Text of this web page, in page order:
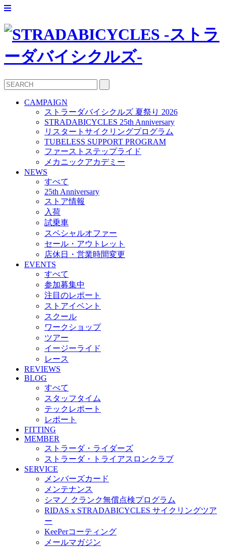
CAMPAIGN
ストラーダバイシクルズ 夏祭り 2026
STRADABICYCLES 25th Anniversary
リスタートサイクリングプログラム
TUBELESS SUPPORT PROGRAM
ファーストステップライド
メカニックアカデミー
NEWS
すべて
25th Anniversary
ストア情報
入荷
試乗車
スペシャルオファー
セール・アウトレット
店休日・営業時間変更
EVENTS
すべて
参加募集中
注目のレポート
ストアイベント
スクール
ワークショップ
ツアー
イージーライド
レース
REVIEWS
BLOG
すべて
スタッフタイム
テックレポート
レポート
FITTING
MEMBER
ストラーダ・ライダーズ
ストラーダ・トライアスロンクラブ
SERVICE
メンバーズカード
メンテナンス
シマノ クランク無償点検プログラム
RIDAS x STRADABICYCLES サイクリングツア
ー
KeePerコーティング
メールマガジン